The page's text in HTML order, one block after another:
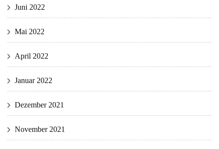
Juni 2022
Mai 2022
April 2022
Januar 2022
Dezember 2021
November 2021